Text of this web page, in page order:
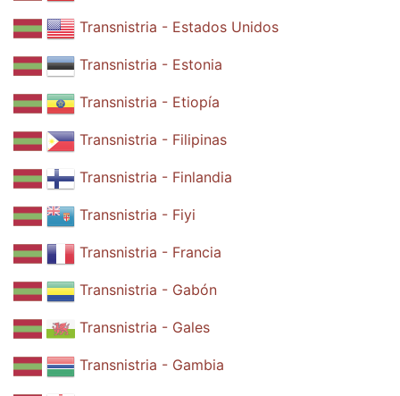
Transnistria - Estados Unidos
Transnistria - Estonia
Transnistria - Etiopía
Transnistria - Filipinas
Transnistria - Finlandia
Transnistria - Fiyi
Transnistria - Francia
Transnistria - Gabón
Transnistria - Gales
Transnistria - Gambia